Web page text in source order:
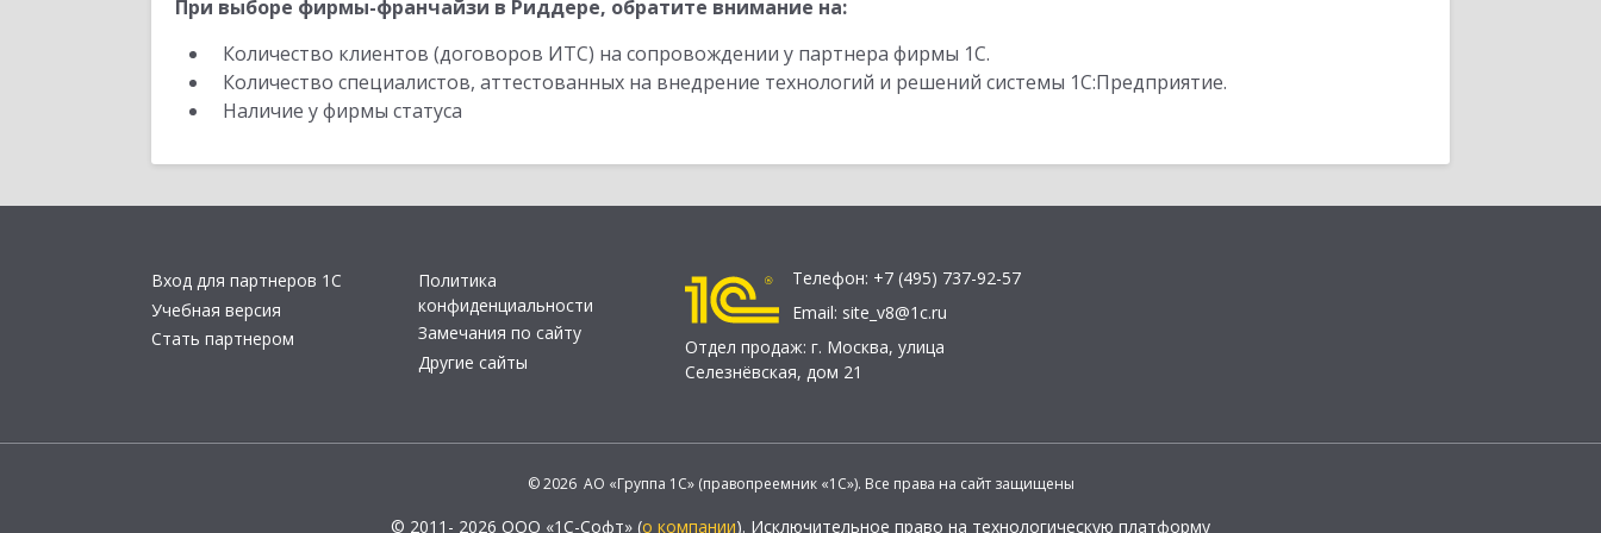
При выборе фирмы-франчайзи в Риддере, обратите внимание на:
Количество клиентов (договоров ИТС) на сопровождении у партнера фирмы 1С.
Количество специалистов, аттестованных на внедрение технологий и решений системы 1С:Предприятие.
Наличие у фирмы статуса
Вход для партнеров 1С
Учебная версия
Стать партнером
Политика
конфиденциальности
Замечания по сайту
Другие сайты
Телефон: +7 (495) 737-92-57
Email: site_v8@1c.ru
Отдел продаж: г. Москва, улица
Селезнёвская, дом 21
© 2026 АО «Группа 1С» (правопреемник «1С»). Все права на сайт защищены
© 2011- 2026 ООО «1С-Софт» (о компании). Исключительное право на технологическую платформу